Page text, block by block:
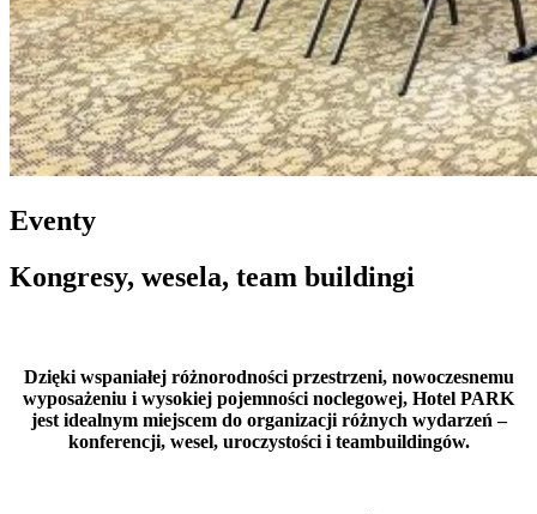
Eventy
Kongresy, wesela, team buildingi
Dzięki wspaniałej różnorodności przestrzeni, nowoczesnemu
wyposażeniu i wysokiej pojemności noclegowej, Hotel PARK
jest idealnym miejscem do organizacji różnych wydarzeń –
konferencji, wesel, uroczystości i teambuildingów.